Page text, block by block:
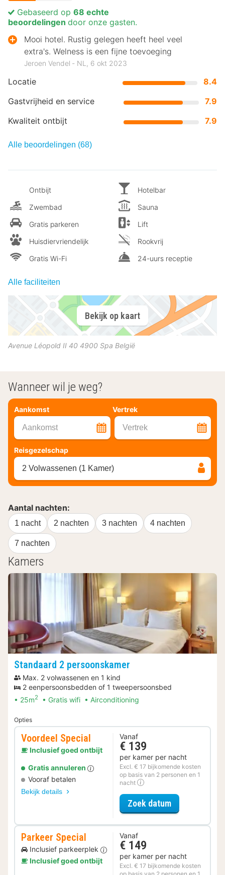
Locatie
8.4
Gastvrijheid en service
7.9
Kwaliteit ontbijt
7.9
Gebaseerd op 68 echte
beoordelingen door onze gasten.
Mooi hotel. Rustig gelegen heeft heel veel
extra's. Welness is een fijne toevoeging
Jeroen Vendel ‐ NL, 6 okt 2023
Alle beoordelingen (68)
Ontbijt
Zwembad
Gratis parkeren
Huisdiervriendelijk
Gratis Wi-Fi
Hotelbar
Sauna
Lift
Rookvrij
24-uurs receptie
Alle faciliteiten
Bekijk op kaart
Avenue Léopold II 40 4900 Spa België
Wanneer wil je weg?
Aankomst Vertrek
Aankomst Vertrek
Reisgezelschap
2 Volwassenen (1 Kamer)
Aantal nachten:
1 nacht 2 nachten 3 nachten 4 nachten
7 nachten
Kamers
Standaard 2 persoonskamer
Max. 2 volwassenen en 1 kind
2 eenpersoonsbedden of 1 tweepersoonsbed
25m2 Gratis wifi Airconditioning
Opties
Voordeel Special
Inclusief goed ontbijt
Gratis annuleren
Vooraf betalen
Bekijk details
Vanaf
€ 139
per kamer per nacht
Excl. € 17 bijkomende kosten
op basis van 2 personen en 1
nacht
Zoek datumvoor Voordeel
Parkeer Special
Inclusief parkeerplek
Inclusief goed ontbijt
Vanaf
€ 149
per kamer per nacht
Excl. € 17 bijkomende kosten